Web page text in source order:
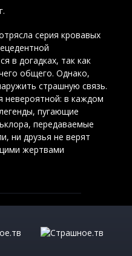
серия кровавых
в догадках, так как
общего. Однако,
страшную связь.
невероятной: в каждом
пугающие
передаваемые
ни друзья не верят
жертвами